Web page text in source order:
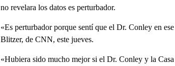
no revelara los datos es perturbador.
«Es perturbador porque sentí que el Dr. Conley en
Blitzer, de CNN, este jueves.
«Hubiera sido mucho mejor si el Dr. Conley y la